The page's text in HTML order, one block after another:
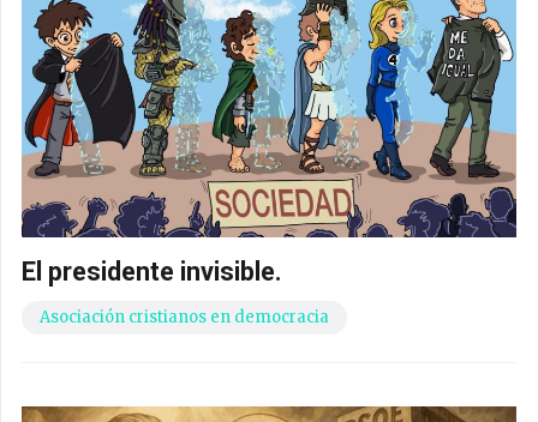
El presidente invisible.
Asociación cristianos en democracia